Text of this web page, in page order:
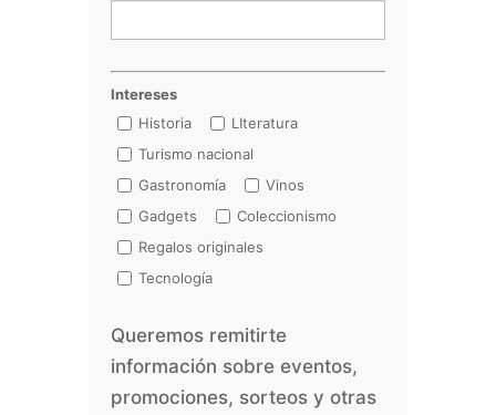
Intereses
Historia
LIteratura
Turismo nacional
Gastronomía
Vinos
Gadgets
Coleccionismo
Regalos originales
Tecnología
Queremos remitirte
información sobre eventos,
promociones, sorteos y otras